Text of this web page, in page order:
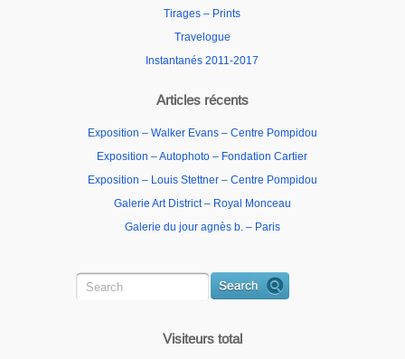
Tirages – Prints
Travelogue
Instantanés 2011-2017
Articles récents
Exposition – Walker Evans – Centre Pompidou
Exposition – Autophoto – Fondation Cartier
Exposition – Louis Stettner – Centre Pompidou
Galerie Art District – Royal Monceau
Galerie du jour agnès b. – Paris
Visiteurs total